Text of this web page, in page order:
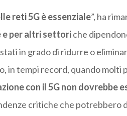
reti 5G è essenziale”, ha
e per altri settoriche
stati in grado di ridurre o
in tempi record, quando molti
con il 5G non dovrebbe
critiche che potrebbero